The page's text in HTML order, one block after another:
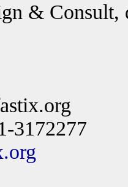
& Consult,
3172277